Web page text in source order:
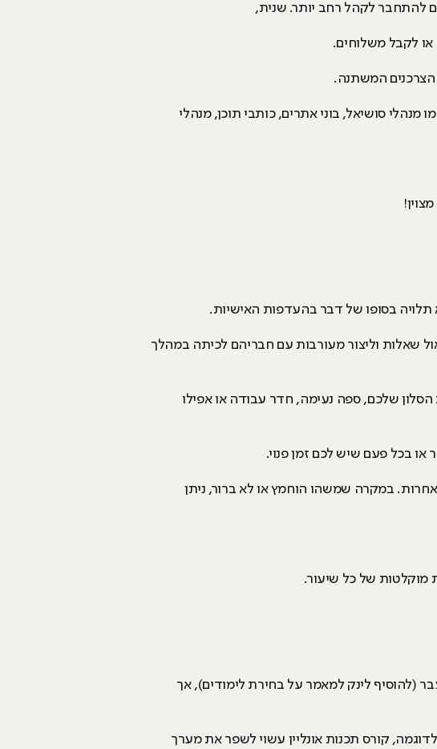
להתחבר לקהל רחב יותר. שנית,
או לקבל משלוחים.
הצרכנים המשתנה.
מנהלי סושיאל, בוני אתרים, כותבי תוכן, מנהלי
תלויה בסופו של דבר בהעדפות האישיות.
שאלות וליצור מעורבות עם חבריהם לכיתה במהלך
שלכם, ספה נעימה, חדר עבודה או אפילו
או בכל פעם שיש לכם זמן פנוי.
במקרה שמשהו הוחמץ או לא ברור, ניתן
מוקלטות של כל שיעור.
(להוסיף לינק למאמר על בחירת לימודים), אך
קורס תכנות אונליין עשוי לשפר את מערך